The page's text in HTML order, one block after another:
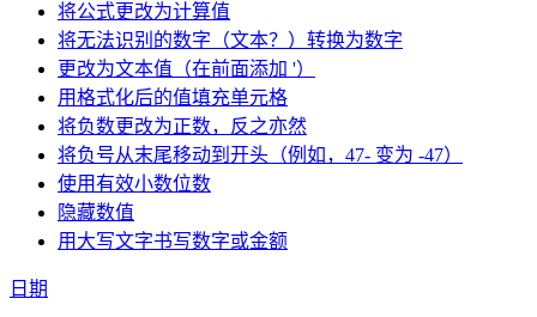
将公式更改为计算值
将无法识别的数字（文本？）转换为数字
更改为文本值（在前面添加 '）
用格式化后的值填充单元格
将负数更改为正数，反之亦然
将负号从末尾移动到开头（例如，47- 变为 -47）
使用有效小数位数
隐藏数值
用大写文字书写数字或金额
日期